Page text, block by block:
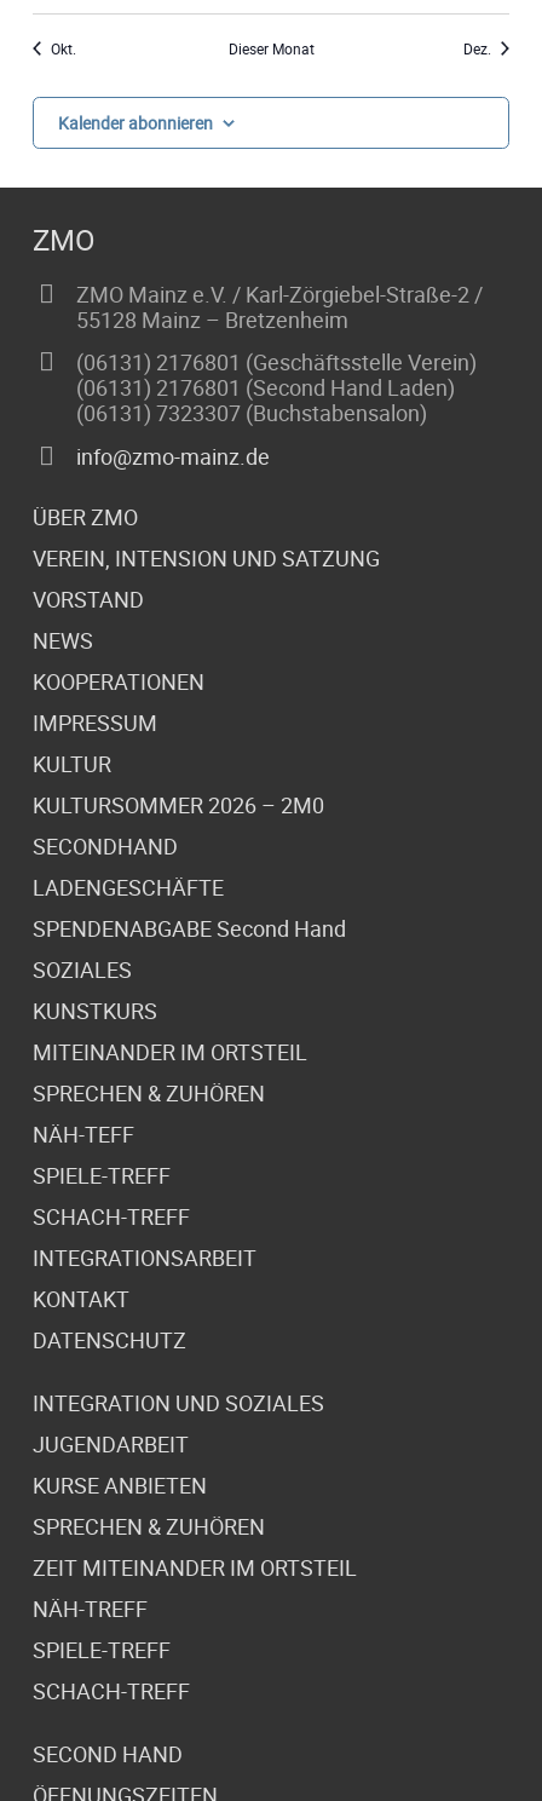
Okt. Dieser Monat Dez.
Kalender abonnieren
ZMO
ZMO Mainz e.V. / Karl-Zörgiebel-Straße-2 /
55128 Mainz – Bretzenheim
(06131) 2176801 (Geschäftsstelle Verein)
(06131) 2176801 (Second Hand Laden)
(06131) 7323307 (Buchstabensalon)
info@zmo-mainz.de
ÜBER ZMO
VEREIN, INTENSION UND SATZUNG
VORSTAND
NEWS
KOOPERATIONEN
IMPRESSUM
KULTUR
KULTURSOMMER 2026 – 2M0
SECONDHAND
LADENGESCHÄFTE
SPENDENABGABE Second Hand
SOZIALES
KUNSTKURS
MITEINANDER IM ORTSTEIL
SPRECHEN & ZUHÖREN
NÄH-TEFF
SPIELE-TREFF
SCHACH-TREFF
INTEGRATIONSARBEIT
KONTAKT
DATENSCHUTZ
INTEGRATION UND SOZIALES
JUGENDARBEIT
KURSE ANBIETEN
SPRECHEN & ZUHÖREN
ZEIT MITEINANDER IM ORTSTEIL
NÄH-TREFF
SPIELE-TREFF
SCHACH-TREFF
SECOND HAND
ÖFFNUNGSZEITEN